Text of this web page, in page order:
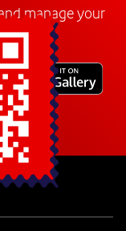
manage your